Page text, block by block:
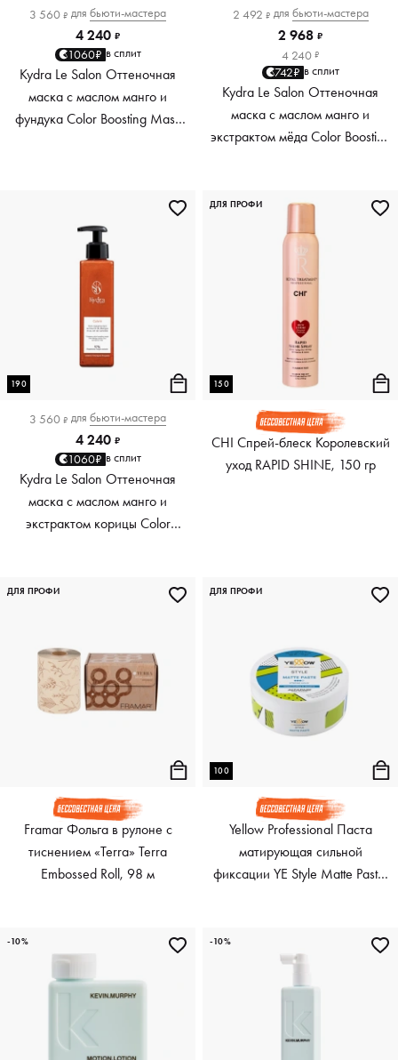
3 560 ₽ для бьюти-мастера
4 240 ₽
1060₽ в сплит
Kydra Le Salon Оттеночная
маска с маслом манго и
фундука Color Boosting Mask
2 492 ₽ для бьюти-мастера
2 968 ₽
4 240 ₽
742₽ в сплит
Kydra Le Salon Оттеночная
маска с маслом манго и
экстрактом мёда Color Boosting
190
3 560 ₽ для бьюти-мастера
4 240 ₽
1060₽ в сплит
Kydra Le Salon Оттеночная
маска с маслом манго и
экстрактом корицы Color
150
CHI Спрей-блеск Королевский
уход RAPID SHINE, 150 гр
ДЛЯ ПРОФИ
Framar Фольга в рулоне с
тиснением «Terra» Terra
Embossed Roll, 98 м
ДЛЯ ПРОФИ
100
Yellow Professional Паста
матирующая сильной
фиксации YE Style Matte Paste,
ДЛЯ ПРОФИ
-10% -10%